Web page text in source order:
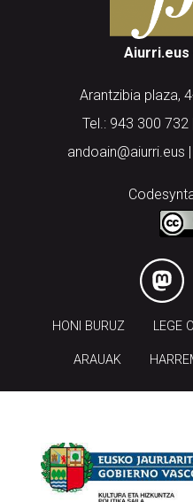
Aiurri.eus
Arantzibia plaza,
Tel.: 943 300 732
andoain@aiurri.eus
HONI BURUZ LEGE
ARAUAK